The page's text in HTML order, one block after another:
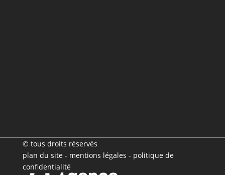
© tous droits réservés
plan du site - mentions légales - politique de
confidentialité